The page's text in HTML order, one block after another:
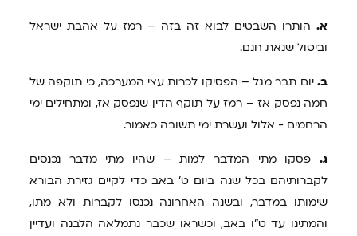
א. הותרו השבטים לבוא זה בזה – רמז על אהבת ישראל
וביטול שנאת חנם.
ב. יום תבר מגל – הפסיקו לכרות עצי המערכה, כי תוקפה של
חמה נפסק אז – רמז על תוקף הדין שנפסק אז, ומתחילים ימי
הרחמים - אלול ועשרת ימי תשובה כאמור.
ג. פסקו מתי המדבר למות – שהיו מתי מדבר נכנסים
לקברותיהם בכל שנה ביום ט' באב כדי לקיים גזירת הבורא
שימותו במדבר, ובשנה האחרונה נכנסו לקברות ולא מתו,
והמתינו עד ט"ו באב, וכשראו שכבר נתמלאה הלבנה ועדיין